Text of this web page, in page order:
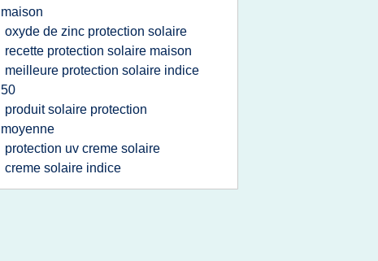
maison
oxyde de zinc protection solaire
recette protection solaire maison
meilleure protection solaire indice
50
produit solaire protection
moyenne
protection uv creme solaire
creme solaire indice